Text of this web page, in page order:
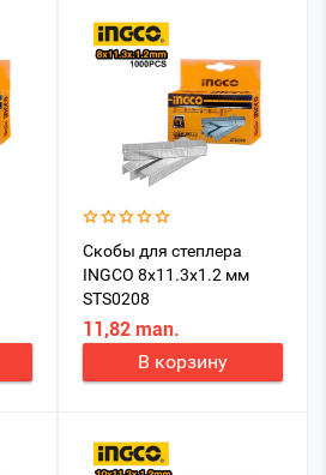
Скобы для степлера
INGCO 8x11.3x1.2 мм
STS0208
11,82 man.
В корзину